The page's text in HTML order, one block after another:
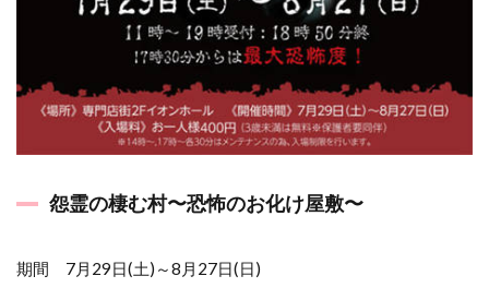
怨霊の棲む村〜恐怖のお化け屋敷〜
期間 7月29日(土)～8月27日(日)